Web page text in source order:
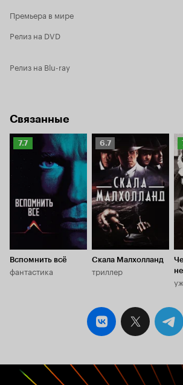
Премьера в мире
Релиз на DVD
Релиз на Blu-ray
Связанные
Рейтинг
Кинопоиска
7.7
Вспомнить всё
фантастика
Рейтинг
Кинопоиска
6.7
6.7
Скала Малхолланд
триллер